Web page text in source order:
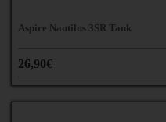
Aspire Nautilus 3SR Tank
26,90€